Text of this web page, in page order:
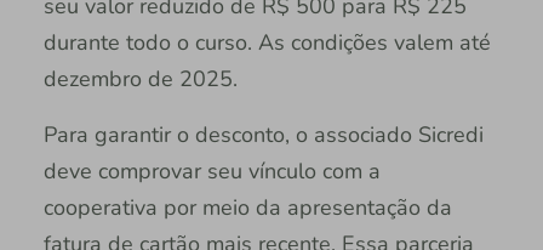
seu valor reduzido de R$ 500 para R$ 225
durante todo o curso. As condições valem até
dezembro de 2025.
Para garantir o desconto, o associado Sicredi
deve comprovar seu vínculo com a
cooperativa por meio da apresentação da